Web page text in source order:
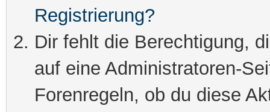
Registrierung?
Dir fehlt die Berechtigung,
auf eine Administratoren-
Forenregeln, ob du diese